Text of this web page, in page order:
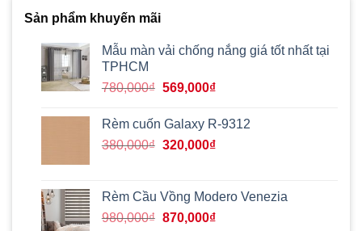
Sản phẩm khuyến mãi
Mẫu màn vải chống nắng giá tốt nhất tại
TPHCM
780,000₫ Giá
là:
780,000₫.
569,000₫Giá
tại
là:
Rèm cuốn Galaxy R-9312
380,000₫ Giá
380,000₫.
320,000₫Giá
là:
320,000₫.
Rèm Cầu Vồng Modero Venezia
980,000₫ Giá
870,000₫Giá